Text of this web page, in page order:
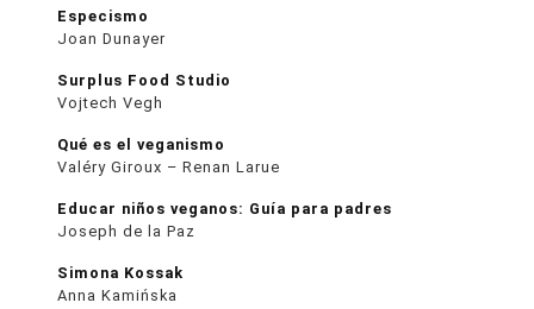
Especismo
Joan Dunayer
Surplus Food Studio
Vojtech Vegh
Qué es el veganismo
Valéry Giroux – Renan Larue
Educar niños veganos: Guía para padres
Joseph de la Paz
Simona Kossak
Anna Kamińska